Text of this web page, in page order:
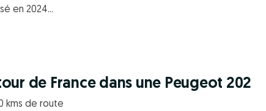
en 2024...
de France dans une Peugeot 202
kms de route